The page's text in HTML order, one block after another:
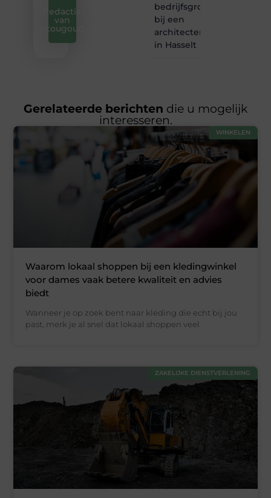
Redactie
van
iztougoud
bedrijfsgroei
bij een
architectenbureau
in Hasselt
Gerelateerde berichten die u mogelijk
interesseren.
WINKELEN
Waarom lokaal shoppen bij een kledingwinkel
voor dames vaak betere kwaliteit en advies
biedt
Wanneer je op zoek bent naar kleding die echt bij jou
past, merk je al snel dat lokaal shoppen veel
ZAKELIJKE DIENSTVERLENING